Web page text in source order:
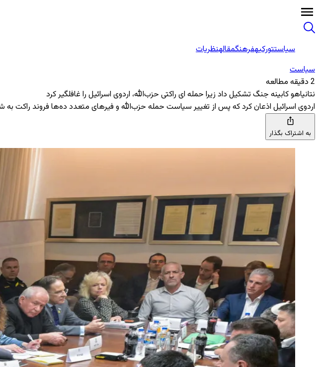
سیاستتورکیهفرهنگمقالهنظریات
سیاست
2 دقیقه مطالعه
نتانیاهو کابینه جنگ تشکیل داد زیرا حمله ای راکتی حزب‌الله، اردوی اسرائیل را غافلگیر کرد
اردوی اسرائیل اذعان کرد که پس از تغییر سیاست حمله حزب‌الله و فیرهای متعدد ده‌ها فروند راکت به
به اشتراک بگذار